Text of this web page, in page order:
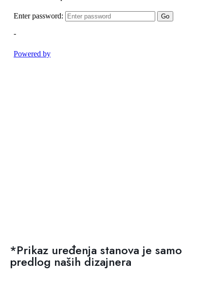
*Prikaz uređenja stanova je samo
predlog naših dizajnera